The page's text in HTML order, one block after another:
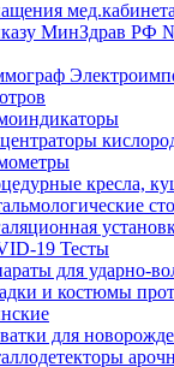
МинЗдрав РФ
кресла,
19 Тесты
для ударно-
и костюмы
для